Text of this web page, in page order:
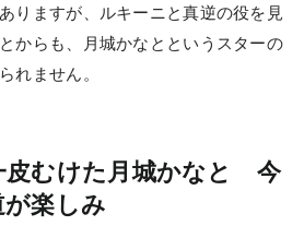
りますが、ルキーニと真逆の役を見
からも、月城かなとというスターの
れません。
皮むけた月城かなと 今
楽しみ